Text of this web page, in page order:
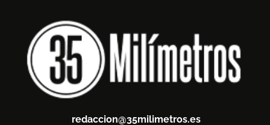
redaccion@35milimetros.es